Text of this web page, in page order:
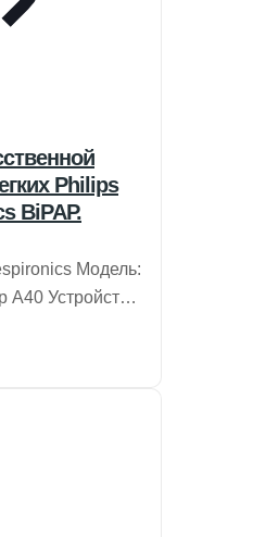
Philips
BiPAP.
Модель:
A40 Устройство
BiPAP A40
в